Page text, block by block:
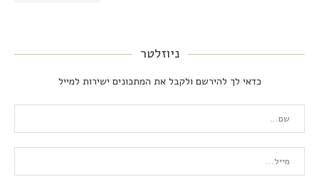
ניוזלטר
כדאי לך להירשם ולקבל את המתכונים ישירות למייל